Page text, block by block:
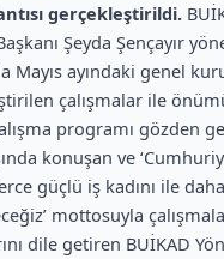
gerçekleştirildi.
Şeyda Şençayır
Mayıs ayındaki genel
çalışmalar ile
programı gözden
konuşan ve
güçlü iş kadını ile
mottosuyla
dile getiren BUİKAD